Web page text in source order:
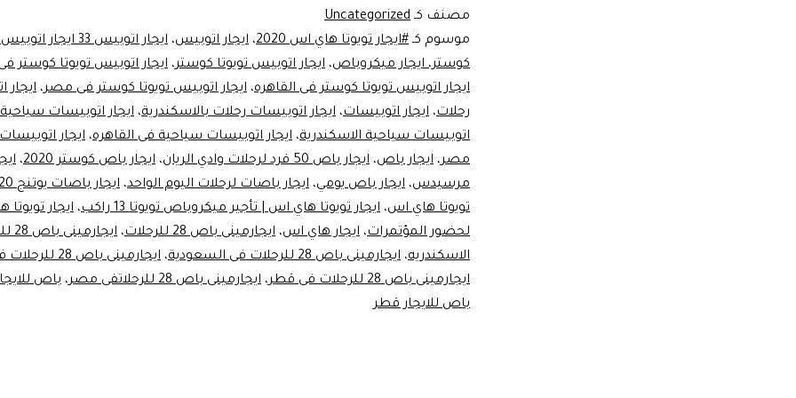
مصنف كـ Uncategorized
موسوم كـ #ايجار تويوتا هاي اس 2020 ، ايجار اتوبيس،
كوستر، ايجار ميكروباص، ايجار اتوبيس تويوتا كوستر، ايجار اتوبيس تويوتا كوستر
ايجار اتوبيس تويوتا كوستر فى القاهره، ايجار اتوبيس تويوتا كوستر فى مصر، ايجار
رحلات، ايجار اتوبيسات، ايجار اتوبيسات رحلات بالاسكندرية، ايجار اتوبيسات سياحية
اتوبيسات سياحية الاسكندرية، ايجار اتوبيسات سياحية فى القاهره، ايجار
مصر، ايجار باص، ايجار باص 50 فرد لرحلات وادي الريان ، ايجار باص كوستر 2020 ،
مرسيدس، ايجار باص يومي، ايجار باصات لرحلات اليوم الواحد، ايجار باصات يوتنج 2020
تويوتا هاي اس، ايجار تويوتا هاي اس | تأجير ميكروباص تويوتا 13 راكب ،
لحضور المؤتمرات، ايجار هاي اس، ايجارمينى باص 28 للرحلات ،
الاسكندريه، ايجارمينى باص 28 للرحلات فى السعودية ، ايجارمينى باص 28 للرحلات فى القاهره
ايجارمينى باص 28 للرحلات فى قطر
، ايجارمينى باص 28 للرحلاتفى مصر ، باص
باص للايجار قطر